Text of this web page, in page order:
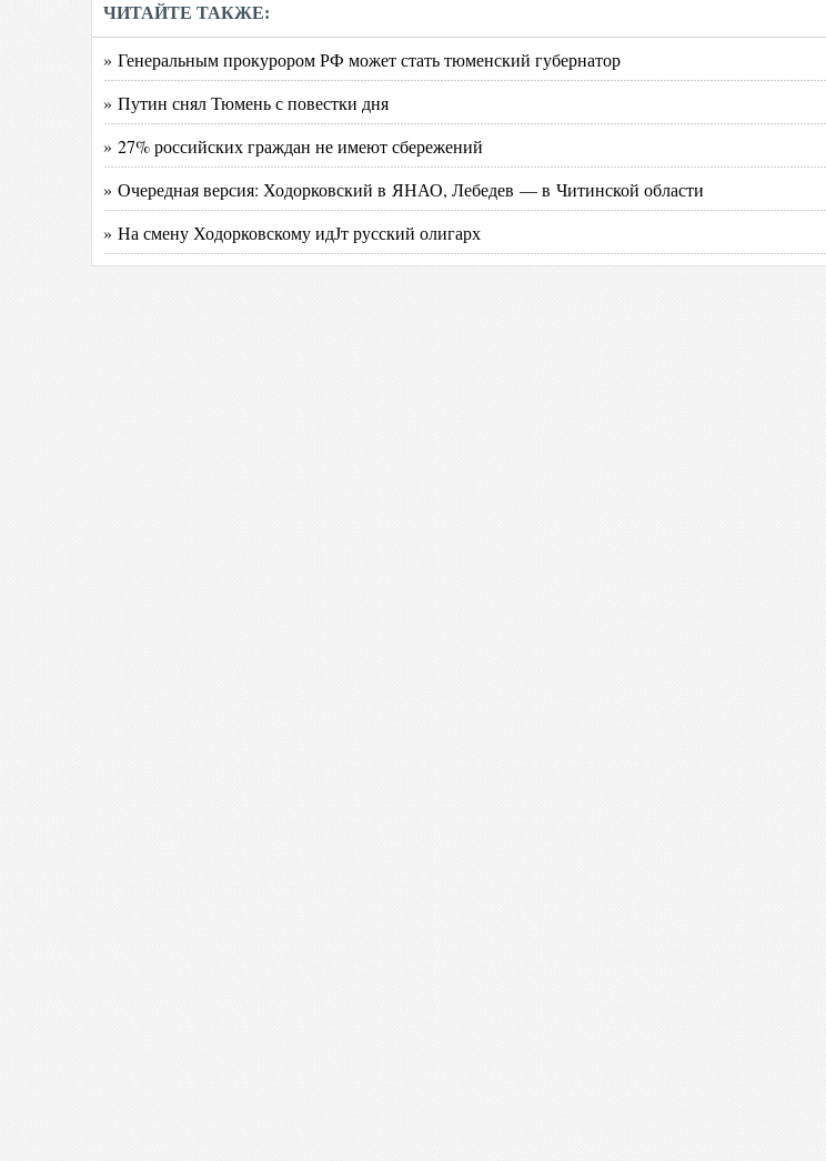
ЧИТАЙТЕ ТАКЖЕ:
» Генеральным прокурором РФ может стать тюменский губернатор
» Путин снял Тюмень с повестки дня
» 27% российских граждан не имеют сбережений
» Очередная версия: Ходорковский в ЯНАО, Лебедев — в Читинской области
» На смену Ходорковскому идЈт русский олигарх